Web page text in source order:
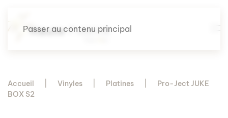
Passer au contenu principal
Accueil Vinyles Platines
Pro-Ject JUKE
BOX S2